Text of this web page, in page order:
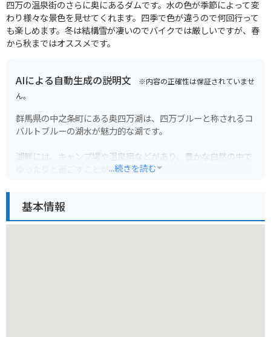
四万の温泉街のさらに奥にあるダムです。水の色が季節によって変
わり様々な景色を見せてくれます。四季で色が違うので何回行って
も楽しめます。冬は結構雪が凄いのでバイクでは厳しいですが、春
から秋まではオススメです。
AIによる自動生成の説明文 ※内容の正確性は保証されていませ
ん。
群馬県の中之条町にある奥四万湖は、四万ブルーと称されるコ
バルトブルーの湖水が魅力的な湖です。
湖畔には、キャンプ場や温泉宿などがあり、豊かな自然の中で
ゆったりと過ごすことができます。
バイクで行く場合は、くねくねとした山道を走るので、運転に
...続きを読む
基本情報